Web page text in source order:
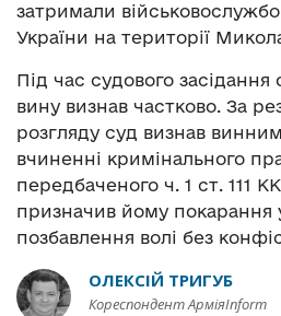
затримали
України на території
Під час судового
вину визнав частково. За
розгляду суд визнав
вчиненні кримінального
передбаченого ч. 1 ст. 111
призначив йому покарання
позбавлення волі без
ОЛЕКСІЙ ТРИГУБ
Кореспондент АрміяInform